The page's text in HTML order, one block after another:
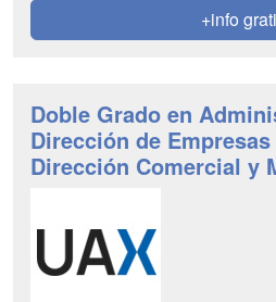
+info
Doble Grado en
Dirección de
Dirección Comercial y